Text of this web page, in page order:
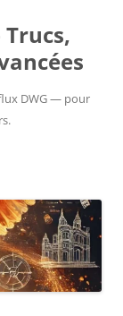
Trucs,
DWG — pour